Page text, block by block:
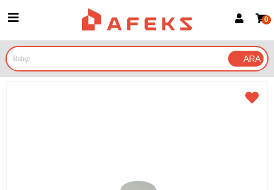
Google İle Bağlan
0